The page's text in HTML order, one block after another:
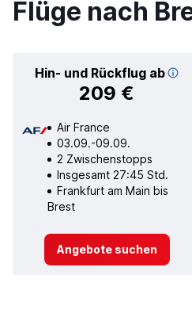
Flüge nach
Hin- und Rückflug ab
209 €
Air France
03.09.-09.09.
2 Zwischenstopps
Insgesamt 27:45 Std.
Frankfurt am Main bis
Brest
Angebote suchen